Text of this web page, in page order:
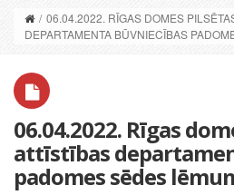
/ 06.04.2022. RĪGAS DOMES
DEPARTAMENTA BŪVNIECĪBAS
06.04.2022. Rīgas
attīstības
padomes sēdes